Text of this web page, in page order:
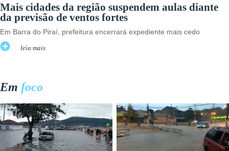
Mais cidades da região suspendem aulas diante
da previsão de ventos fortes
Em Barra do Piraí, prefeitura encerrará expediente mais cedo
leia mais
Em foco